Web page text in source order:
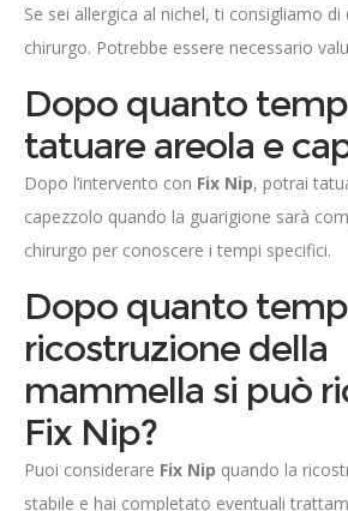
Se sei allergica al nichel, ti consigliamo
chirurgo. Potrebbe essere necessario
Dopo quanto
tatuare areola e
Dopo l’intervento con Fix Nip, potrai
capezzolo quando la guarigione sarà
chirurgo per conoscere i tempi specifici.
Dopo quanto
ricostruzione della
mammella si può
Fix Nip?
Puoi considerare Fix Nip quando la
stabile e hai completato eventuali